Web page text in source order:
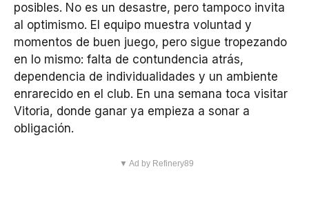
posibles. No es un desastre, pero tampoco invita
al optimismo. El equipo muestra voluntad y
momentos de buen juego, pero sigue tropezando
en lo mismo: falta de contundencia atrás,
dependencia de individualidades y un ambiente
enrarecido en el club. En una semana toca visitar
Vitoria, donde ganar ya empieza a sonar a
obligación.
▼ Ad by Refinery89